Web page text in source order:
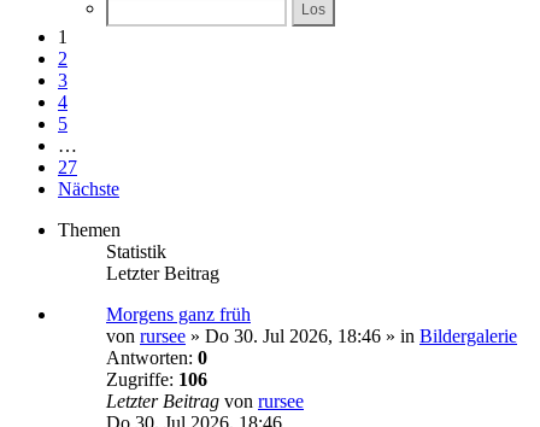
1
2
3
4
5
…
27
Nächste
Themen
Statistik
Letzter Beitrag
Morgens ganz früh
von rursee » Do 30. Jul 2026, 18:46 » in Bildergalerie
Antworten: 0
Zugriffe: 106
Letzter Beitrag von rursee